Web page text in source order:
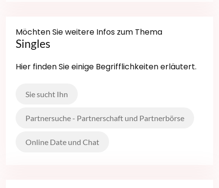
Möchten Sie weitere Infos zum Thema
Singles
Hier finden Sie einige Begrifflichkeiten erläutert.
Sie sucht Ihn
Partnersuche - Partnerschaft und Partnerbörse
Online Date und Chat